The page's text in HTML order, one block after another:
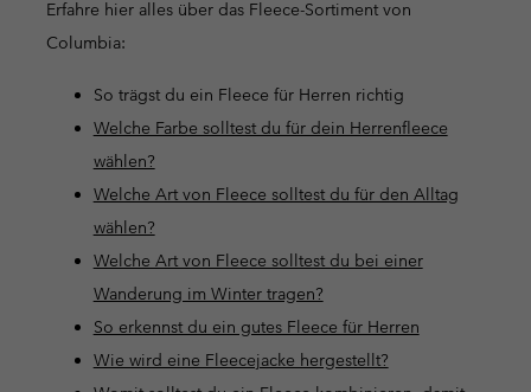
Erfahre hier alles über das Fleece-Sortiment von
Columbia:
So trägst du ein Fleece für Herren richtig
Welche Farbe solltest du für dein Herrenfleece
wählen?
Welche Art von Fleece solltest du für den Alltag
wählen?
Welche Art von Fleece solltest du bei einer
Wanderung im Winter tragen?
So erkennst du ein gutes Fleece für Herren
Wie wird eine Fleecejacke hergestellt?